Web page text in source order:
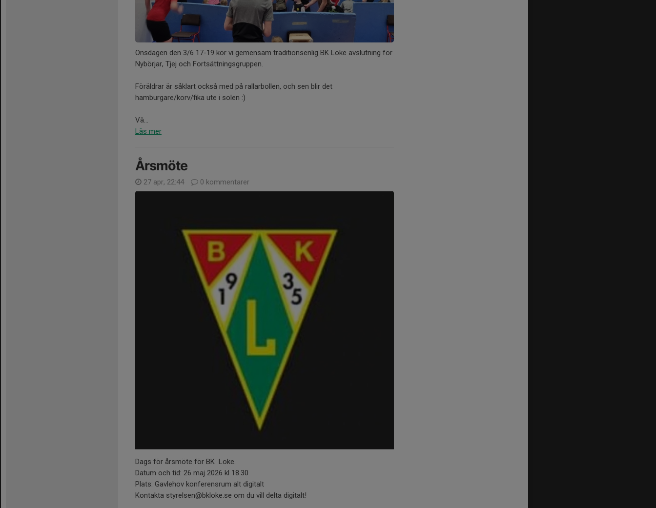
Onsdagen den 3/6 17-19 kör vi gemensam traditionsenlig BK Loke avslutning för
Nybörjar, Tjej och Fortsättningsgruppen.
Föräldrar är såklart också med på rallarbollen, och sen blir det
hamburgare/korv/fika ute i solen :)
Vä...
Läs mer
Årsmöte
27 apr, 22:44 0 kommentarer
Dags för årsmöte för BK Loke.
Datum och tid: 26 maj 2026 kl 18.30
Plats: Gavlehov konferensrum alt digitalt
Kontakta styrelsen@bkloke.se om du vill delta digitalt!